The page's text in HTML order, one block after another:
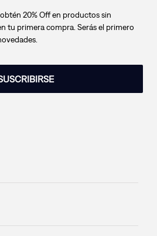
20% Off en productos sin
tu primera compra. Serás el primero